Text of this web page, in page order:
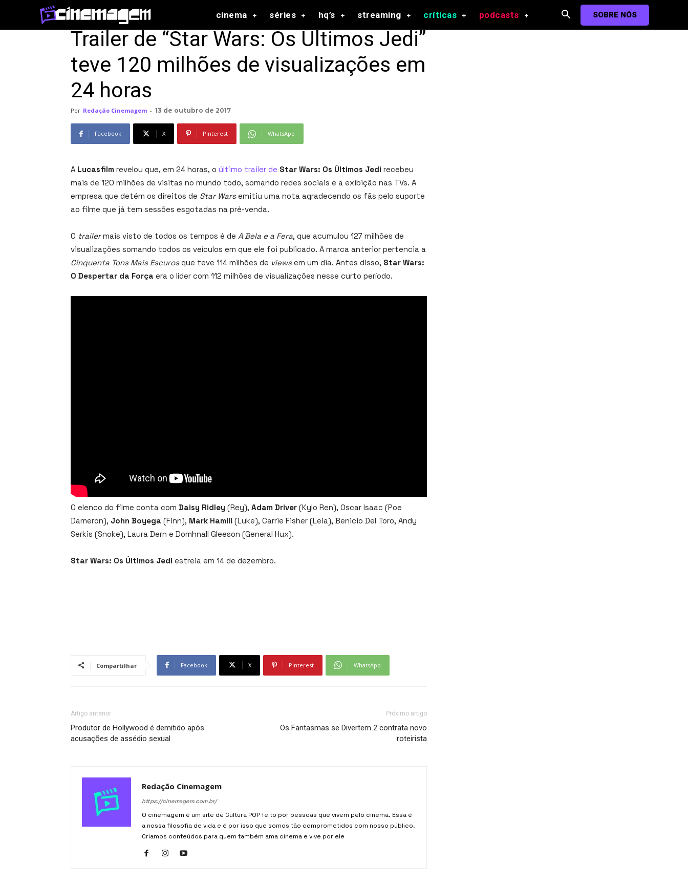
cinema séries hq’s streaming críticas podcasts SOBRE NÓS
Início Cinema
Trailer de “Star Wars: Os Últimos Jedi”
teve 120 milhões de visualizações em
24 horas
Por Redação Cinemagem - 13 de outubro de 2017
Facebook X Pinterest WhatsApp
A Lucasfilm revelou que, em 24 horas, o último trailer de Star Wars: Os Últimos Jedi recebeu
mais de 120 milhões de visitas no mundo todo, somando redes sociais e a exibição nas TVs. A
empresa que detém os direitos de Star Warsemitiu uma nota agradecendo os fãs pelo suporte
ao filme que já tem sessões esgotadas na pré-venda.
O trailermais visto de todos os tempos é de A Bela e a Fera, que acumulou 127 milhões de
visualizações somando todos os veículos em que ele foi publicado. A marca anterior pertencia a
Cinquenta Tons Mais Escurosque teve 114 milhões de viewsem um dia. Antes disso, Star Wars:
O Despertar da Força era o líder com 112 milhões de visualizações nesse curto período.
O elenco do filme conta com Daisy Ridley (Rey), Adam Driver (Kylo Ren), Oscar Isaac (Poe
Dameron), John Boyega (Finn), Mark Hamill (Luke), Carrie Fisher (Leia), Benicio Del Toro, Andy
Serkis (Snoke), Laura Dern e Domhnall Gleeson (General Hux).
Star Wars: Os Últimos Jedi estreia em 14 de dezembro.
Compartilhar Facebook X Pinterest WhatsApp
Artigo anterior
Produtor de Hollywood é demitido após
acusações de assédio sexual
Próximo artigo
Os Fantasmas se Divertem 2 contrata novo
roteirista
Redação Cinemagem
https://cinemagem.com.br/
O cinemagem é um site de Cultura POP feito por pessoas que vivem pelo cinema. Essa é
a nossa filosofia de vida e é por isso que somos tão comprometidos com nosso público.
Criamos conteúdos para quem também ama cinema e vive por ele